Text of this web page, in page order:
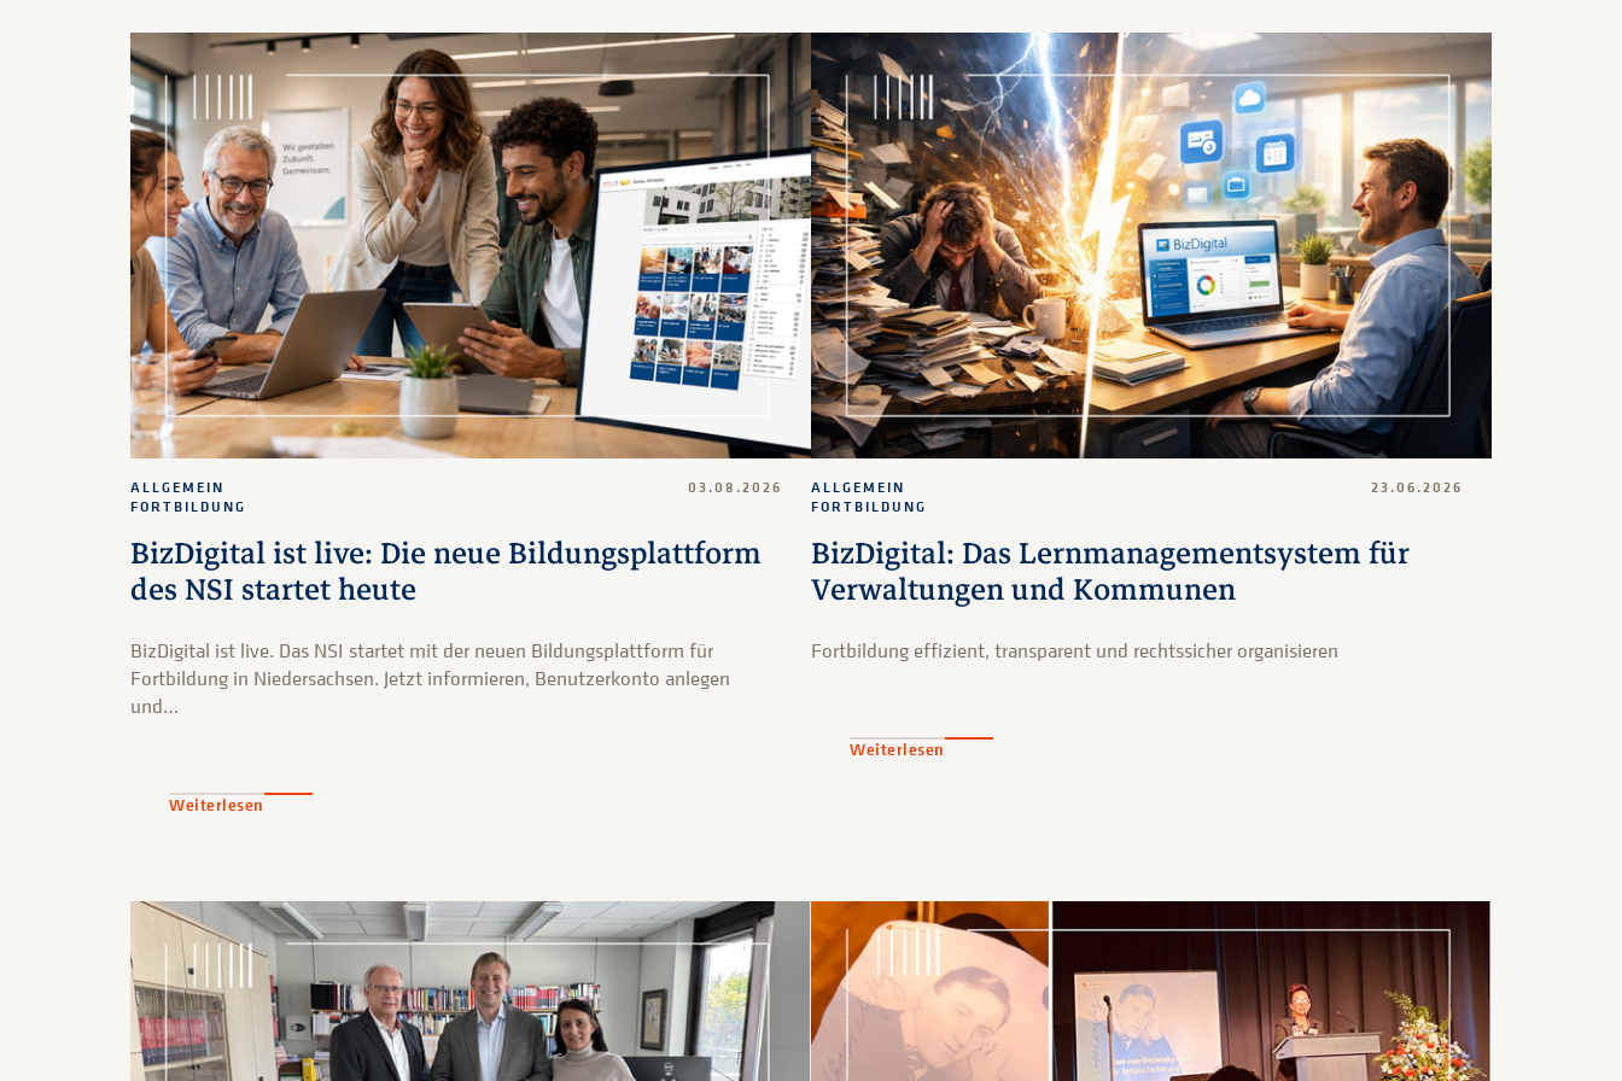
BizDigital ist live: Die neue Bildungsplattform
des NSI startet heute
ALLGEMEIN
FORTBILDUNG
03.08.2026
BizDigital ist live. Das NSI startet mit der neuen Bildungsplattform für
Fortbildung in Niedersachsen. Jetzt informieren, Benutzerkonto anlegen
und…
Weiterlesen
BizDigital: Das Lernmanagementsystem für
Verwaltungen und Kommunen
ALLGEMEIN
FORTBILDUNG
23.06.2026
Fortbildung effizient, transparent und rechtssicher organisieren
Weiterlesen